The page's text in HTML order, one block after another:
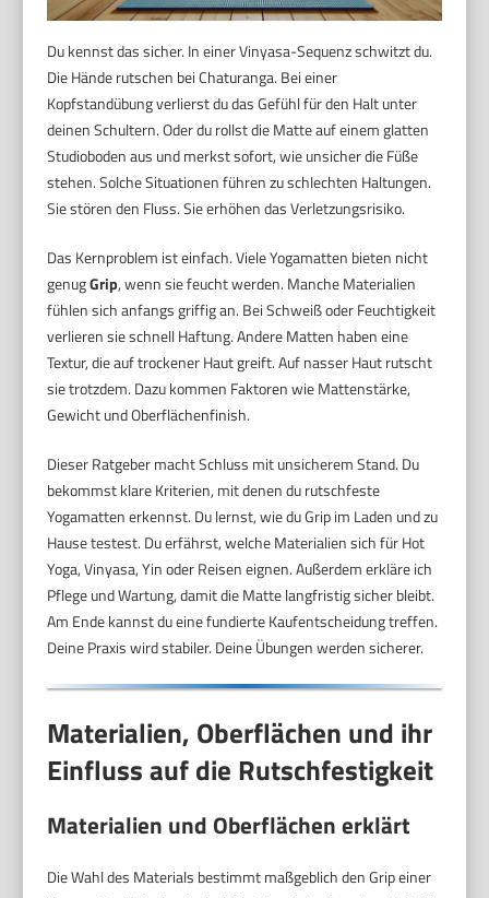
Du kennst das sicher. In einer Vinyasa-Sequenz schwitzt du.
Die Hände rutschen bei Chaturanga. Bei einer
Kopfstandübung verlierst du das Gefühl für den Halt unter
deinen Schultern. Oder du rollst die Matte auf einem glatten
Studioboden aus und merkst sofort, wie unsicher die Füße
stehen. Solche Situationen führen zu schlechten Haltungen.
Sie stören den Fluss. Sie erhöhen das Verletzungsrisiko.
Das Kernproblem ist einfach. Viele Yogamatten bieten nicht
genugGrip, wenn sie feucht werden. Manche Materialien
fühlen sich anfangs griffig an. Bei Schweiß oder Feuchtigkeit
verlieren sie schnell Haftung. Andere Matten haben eine
Textur, die auf trockener Haut greift. Auf nasser Haut rutscht
sie trotzdem. Dazu kommen Faktoren wie Mattenstärke,
Gewicht und Oberflächenfinish.
Dieser Ratgeber macht Schluss mit unsicherem Stand. Du
bekommst klare Kriterien, mit denen du rutschfeste
Yogamatten erkennst. Du lernst, wie du Grip im Laden und zu
Hause testest. Du erfährst, welche Materialien sich für Hot
Yoga, Vinyasa, Yin oder Reisen eignen. Außerdem erkläre ich
Pflege und Wartung, damit die Matte langfristig sicher bleibt.
Am Ende kannst du eine fundierte Kaufentscheidung treffen.
Deine Praxis wird stabiler. Deine Übungen werden sicherer.
Materialien, Oberflächen und ihr
Einfluss auf die Rutschfestigkeit
Materialien und Oberflächen erklärt
Die Wahl des Materials bestimmt maßgeblich den Grip einer